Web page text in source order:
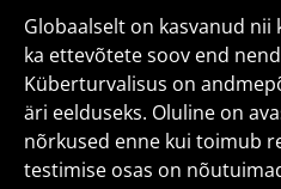
Globaalselt on kasvanud
ka ettevõtete soov end
Küberturvalisus on
äri eelduseks. Oluline on
nõrkused enne kui toimub
testimise osas on